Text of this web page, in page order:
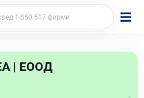
| ЕООД